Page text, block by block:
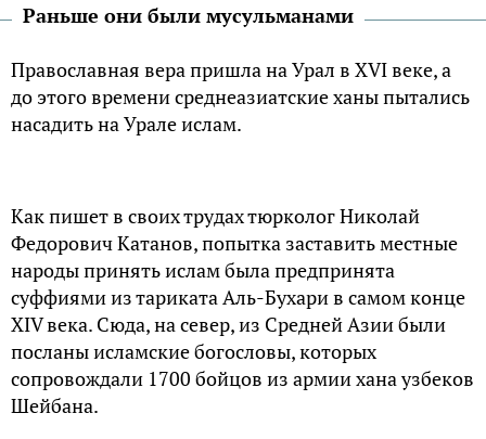
Раньше они были мусульманами
Православная вера пришла на Урал в XVI веке, а
до этого времени среднеазиатские ханы пытались
насадить на Урале ислам.
Как пишет в своих трудах тюрколог Николай
Федорович Катанов, попытка заставить местные
народы принять ислам была предпринята
суффиями из тариката Аль-Бухари в самом конце
XIV века. Сюда, на север, из Средней Азии были
посланы исламские богословы, которых
сопровождали 1700 бойцов из армии хана узбеков
Шейбана.